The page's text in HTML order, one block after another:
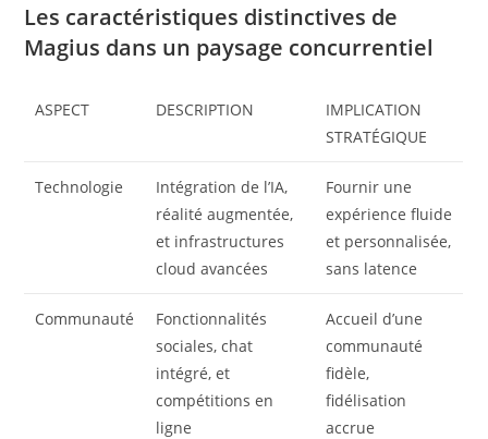
Les caractéristiques distinctives de
Magius dans un paysage concurrentiel
ASPECT DESCRIPTION
IMPLICATION
STRATÉGIQUE
Technologie
Intégration de l’IA,
réalité augmentée,
et infrastructures
cloud avancées
Fournir une
expérience fluide
et personnalisée,
sans latence
Communauté
Fonctionnalités
sociales, chat
intégré, et
compétitions en
ligne
Accueil d’une
communauté
fidèle,
fidélisation
accrue